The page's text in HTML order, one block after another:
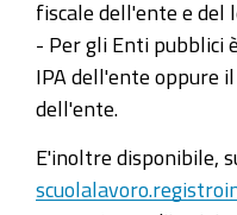
fiscale dell'ente e del
- Per gli Enti pubblici
IPA dell'ente oppure
dell'ente.
E'inoltre disponibile,